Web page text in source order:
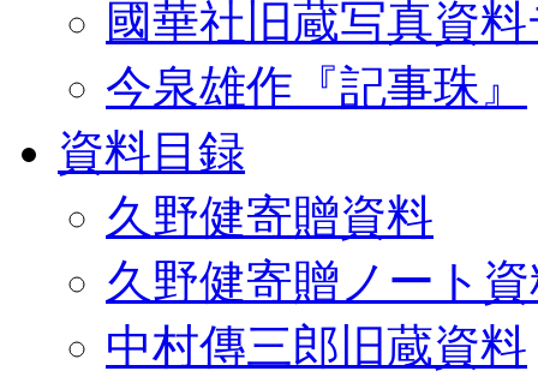
國華社旧蔵写真資
今泉雄作『記事珠』
資料目録
久野健寄贈資料
久野健寄贈ノート
中村傳三郎旧蔵資料